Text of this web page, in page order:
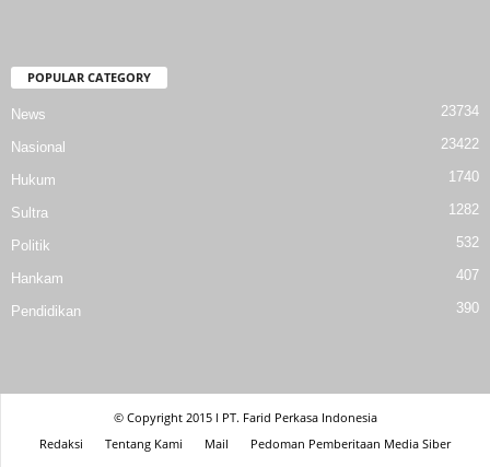
POPULAR CATEGORY
News 23734
Nasional 23422
Hukum 1740
Sultra 1282
Politik 532
Hankam 407
Pendidikan 390
© Copyright 2015 l PT. Farid Perkasa Indonesia
Redaksi
Tentang Kami Mail Pedoman Pemberitaan Media Siber